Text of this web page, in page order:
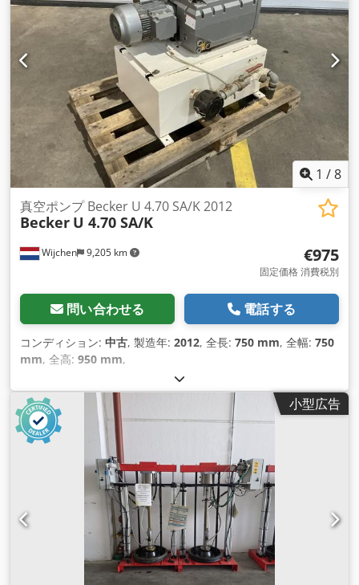
1 /8
Wijchen 9,205 km
真空ポンプ Becker U 4.70 SA/K 2012
Becker U 4.70 SA/K
€975
固定価格 消費税別
問い合わせる 電話する
コンディション: 中古, 製造年: 2012, 全長: 750 mm, 全幅: 750
mm, 全高: 950 mm,
小型広告